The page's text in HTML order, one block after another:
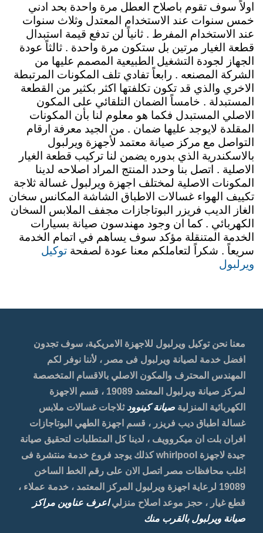
اولاً سوف تقوم باصلاح العطل مرة واحدة بحد ادني
خمس سنوات عند الاستخدام المعتدل وثلاث سنوات
عند الاستخدام المفرط . ثانياً لن تدفع قيمة استبدال
قطعة الغيار مرتين بل ستكون مرة واحدة . ثالثاً عودة
الجهاز لجودة التشغيل الطبيعية المصمم عليها من
الشركة المصنعه . رابعاً تفادي تلف المكونات المرتبطة
الاخري والذي قد تكون تكلفتها اكثر بكثير من القطعة
المستبدلة . خامساً الضمان التلقائي على المكون
الاصلي المستبدل فكما هو معلوم لنا بأن المكونات
المقلدة لايوجد عليها ضمان . من الجيد معرفة ارقام
التواصل مع مركز صيانة معتمد لأجهزة ويرلبول
بالاسكندرية الذي بدوره يضمن لنا تركيب قطعة الغيار
الاصلية . اتصل بنا وحدد المنتج المراد اصلاحه لدينا
المكونات الاصلية لمختلف اجهزة ويرلبول غسالة ثلاجة
تكييف الهواء غسالات الاطباق الشاشة المكانس سخان
الغاز الديب فريزر البوتاجازات مجفف الملابس السخان
الكهربائي . كما ان وجود مهندسون صيانة بسيارات
الخدمة المتنقلة مؤكد سوف يساهم في اتمام الخدمة
سريعاً . شكراً لتعاملكم معنا عودة لصفحة توكيل
ويرلبول
معنا نحن توكيل ويرلبول للاجهزة الامريكية، سوف تجدون
افضل خدمة لصيانة ويرلبول فى مصر ، لأننا نوفر لكم
المهندس المحترف والمكون الاصلي بالاقسام المتخصصة
لمركز صيانة ويرلبول المعتمد 19089 ، قسم الاجهزة
الكهربائية المنزلية صيانة كينوود ثلاجات غسالات ملابس
غسالة اطباق ديب فريزر ، قسم اجهزة الطهي البوتاجازات
افران بلت ان ميكروويف ، لدينا كل المتطلبات لتحقيق صيانة
جيدة لاجهزة whirlpool كذلك يوجد فروع خدمة منتشرة فى
اغلب محافظات مصر اتصل الان على رقم الخط الساخن
19089 لرعاية اجهزة ويرلبول المركز المعتمد ، خدمة عملاء ،
قطع غيار ، حجز موعد اصلاح منزلياعرف عناوين مراكز
صيانة ويرلبول بالقرب منك